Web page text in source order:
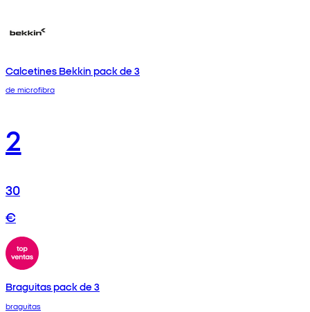
Calcetines Bekkin pack de 3
de microfibra
2
30
€
Braguitas pack de 3
braguitas